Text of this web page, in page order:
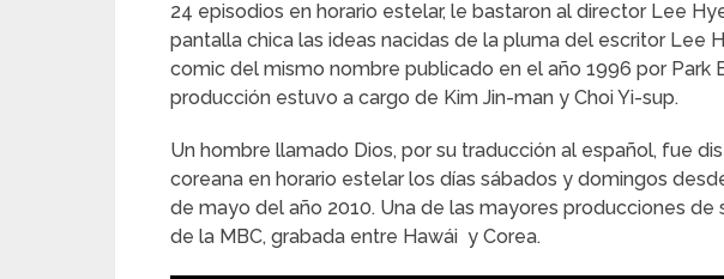
24 episodios en horario estelar, le bastaron al director Lee
pantalla chica las ideas nacidas de la pluma del escritor Lee
comic del mismo nombre publicado en el año 1996 por Park
producción estuvo a cargo de Kim Jin-man y Choi Yi-sup.
Un hombre llamado Dios, por su traducción al español, fue
coreana en horario estelar los días sábados y domingos
de mayo del año 2010. Una de las mayores producciones de
de la MBC, grabada entre Hawái y Corea.